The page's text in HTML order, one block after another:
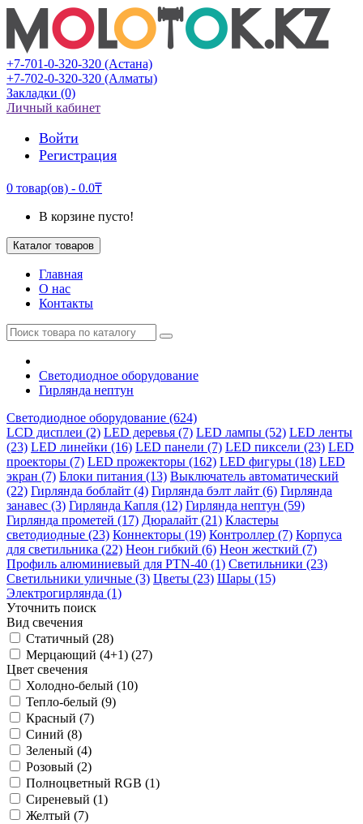
+7-701-0-320-320 (Астана)
+7-702-0-320-320 (Алматы)
Закладки (0)
Личный кабинет
Войти
Регистрация
0 товар(ов) - 0.0₸
В корзине пусто!
Каталог товаров
Главная
О нас
Контакты
Светодиодное оборудование
Гирлянда нептун
Светодиодное оборудование (624)
LCD дисплеи (2) LED деревья (7) LED лампы (52) LED ленты
(23) LED линейки (16) LED панели (7) LED пиксели (23) LED
проекторы (7) LED прожекторы (162) LED фигуры (18) LED
экран (7) Блоки питания (13) Выключатель автоматический
(22) Гирлянда боблайт (4) Гирлянда бэлт лайт (6) Гирлянда
занавес (3) Гирлянда Капля (12) Гирлянда нептун (59)
Гирлянда прометей (17) Дюралайт (21) Кластеры
светодиодные (23) Коннекторы (19) Контроллер (7) Корпуса
для светильника (22) Неон гибкий (6) Неон жесткий (7)
Профиль алюминиевый для PTN-40 (1) Светильники (23)
Светильники уличные (3) Цветы (23) Шары (15)
Электрогирлянда (1)
Уточнить поиск
Вид свечения
Статичный (28)
Мерцающий (4+1) (27)
Цвет свечения
Холодно-белый (10)
Тепло-белый (9)
Красный (7)
Синий (8)
Зеленый (4)
Розовый (2)
Полноцветный RGB (1)
Сиреневый (1)
Желтый (7)